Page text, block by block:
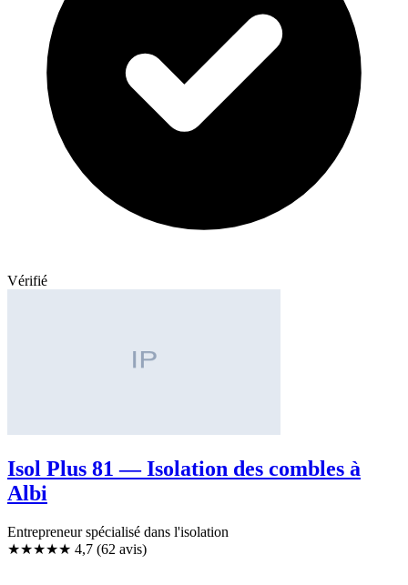
Vérifié
Isol Plus 81 — Isolation des combles à
Albi
Entrepreneur spécialisé dans l'isolation
★★★★★ 4,7 (62 avis)